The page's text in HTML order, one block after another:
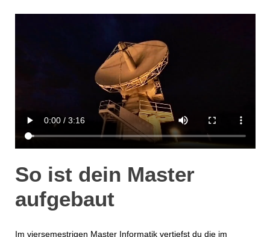
So ist dein Master
aufgebaut
Im viersemestrigen Master Informatik vertiefst du die im